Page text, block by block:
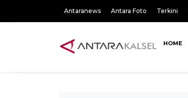
Antaranews Antara Foto Terkini
HOME